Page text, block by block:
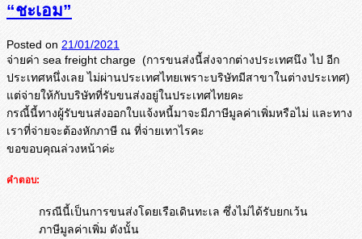
“ชะเอม”
Posted on 21/01/2021
จ่ายค่า sea freight charge (การขนส่งนี้ส่งจากต่างประเทศนึง ไป อีก
ประเทศหนึ่งเลย ไม่ผ่านประเทศไทยเพราะบริษัทมีสาขาในต่างประเทศ)
แต่จ่ายให้กับบริษัทที่รับขนส่งอยู่ในประเทศไทยคะ
กรณี้นี้ทางผู้รับขนส่งออกใบแจ้งหนี้มาจะมีภาษีมูลค่าเพิ่มหรือไม่ และทาง
เราที่จ่ายจะต้องหักภาษี ณ ที่จ่ายเทาไรคะ
ขอขอบคุณล่วงหน้าค่ะ
คำตอบ:
กรณีนี้เป็นการขนส่งโดยเรือเดินทะเล ซึ่งไม่ได้รับยกเว้น
ภาษีมูลค่าเพิ่ม ดังนั้น